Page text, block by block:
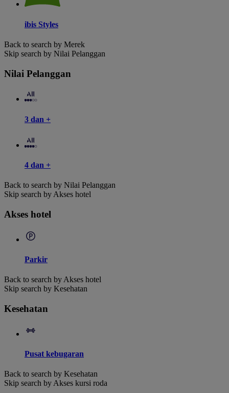
ibis Styles
Back to search by Merek
Skip search by Nilai Pelanggan
Nilai Pelanggan
3 dan +
4 dan +
Back to search by Nilai Pelanggan
Skip search by Akses hotel
Akses hotel
Parkir
Back to search by Akses hotel
Skip search by Kesehatan
Kesehatan
Pusat kebugaran
Back to search by Kesehatan
Skip search by Akses kursi roda